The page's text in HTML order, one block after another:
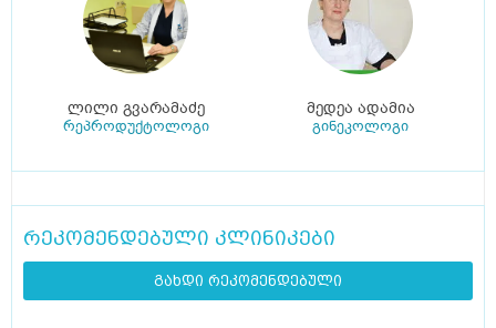
ლილი გვარამაძე
რეპროდუქტოლოგი
მედეა ადამია
გინეკოლოგი
რეკომენდებული კლინიკები
გახდი რეკომენდებული